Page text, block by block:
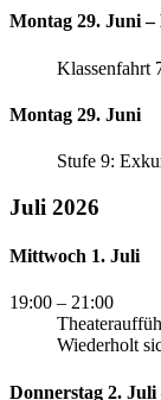
Montag 29. Juni
Klassenfahrt
Montag 29. Juni
Stufe 9:
Juli 2026
Mittwoch 1. Juli
19:00 – 21:00
Wiederholt
Donnerstag 2.